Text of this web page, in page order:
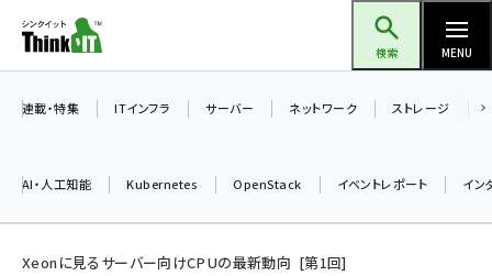
ン
ツ
検索 MENU
連載・特集 ITインフラ サーバー ネットワーク ストレージ
AI・人工知能 Kubernetes OpenStack イベントレポート イン
Xeonに見るサーバー向けCPUの最新動向 第1回